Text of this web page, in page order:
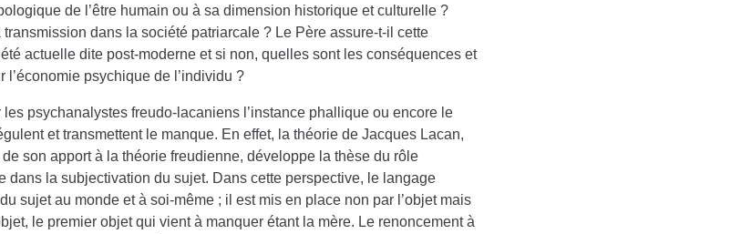
de l’être humain ou à sa dimension historique et culturelle ?
transmission dans la société patriarcale ? Le Père assure-t-il cette
actuelle dite post-moderne et si non, quelles sont les conséquences et
l’économie psychique de l’individu ?
psychanalystes freudo-lacaniens l’instance phallique ou encore le
et transmettent le manque. En effet, la théorie de Jacques Lacan,
de son apport à la théorie freudienne, développe la thèse du rôle
dans la subjectivation du sujet. Dans cette perspective, le langage
sujet au monde et à soi-même ; il est mis en place non par l’objet mais
le premier objet qui vient à manquer étant la mère. Le renoncement à